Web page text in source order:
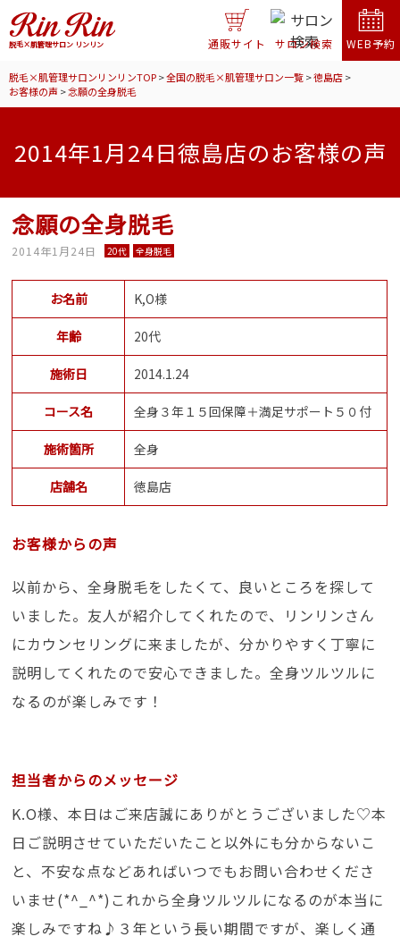
脱毛×肌管理サロン リンリン 通販サイト サロン検索 WEB予約
脱毛×肌管理サロンリンリンTOP>全国の脱毛×肌管理サロン一覧>徳島店>
お客様の声 >念願の全身脱毛
2014年1月24日徳島店のお客様の声
念願の全身脱毛
2014年1月24日 20代 全身脱毛
お名前 K,O様
年齢 20代
施術日 2014.1.24
コース名 全身３年１５回保障＋満足サポート５０付
施術箇所 全身
店舗名 徳島店
お客様からの声
以前から、全身脱毛をしたくて、良いところを探して
いました。友人が紹介してくれたので、リンリンさん
にカウンセリングに来ましたが、分かりやすく丁寧に
説明してくれたので安心できました。全身ツルツルに
なるのが楽しみです！
担当者からのメッセージ
K.O様、本日はご来店誠にありがとうございました♡本
日ご説明させていただいたこと以外にも分からないこ
と、不安な点などあればいつでもお問い合わせくださ
いませ(*^_^*)これから全身ツルツルになるのが本当に
楽しみですね♪３年という長い期間ですが、楽しく通